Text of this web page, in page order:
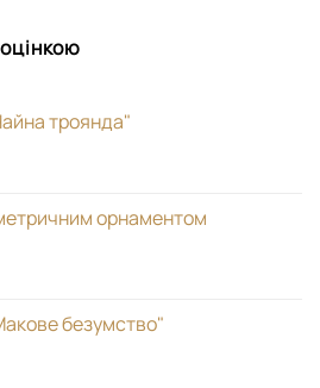
троянда"
орнаментом
безумство"